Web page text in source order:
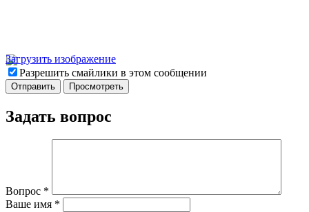
Загрузить изображение
Разрешить смайлики в этом сообщении
Задать вопрос
Вопрос *
Ваше имя *